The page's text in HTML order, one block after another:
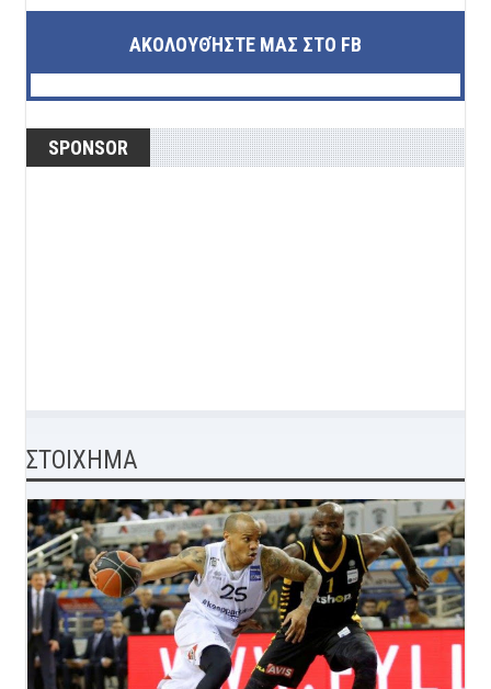
ΑΚΟΛΟΥΘΉΣΤΕ ΜΑΣ ΣΤΟ FB
SPONSOR
ΣΤΟΙΧΗΜΑ